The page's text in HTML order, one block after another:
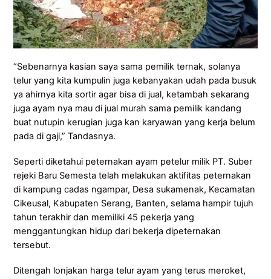
“Sebenarnya kasian saya sama pemilik ternak, solanya
telur yang kita kumpulin juga kebanyakan udah pada busuk
ya ahirnya kita sortir agar bisa di jual, ketambah sekarang
juga ayam nya mau di jual murah sama pemilik kandang
buat nutupin kerugian juga kan karyawan yang kerja belum
pada di gaji,” Tandasnya.
Seperti diketahui peternakan ayam petelur milik PT. Suber
rejeki Baru Semesta telah melakukan aktifitas peternakan
di kampung cadas ngampar, Desa sukamenak, Kecamatan
Cikeusal, Kabupaten Serang, Banten, selama hampir tujuh
tahun terakhir dan memiliki 45 pekerja yang
menggantungkan hidup dari bekerja dipeternakan
tersebut.
Ditengah lonjakan harga telur ayam yang terus meroket,